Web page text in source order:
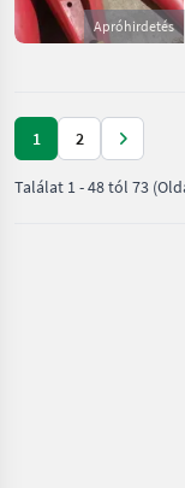
Apróhirdetés
1 2
Találat 1-48tól 73